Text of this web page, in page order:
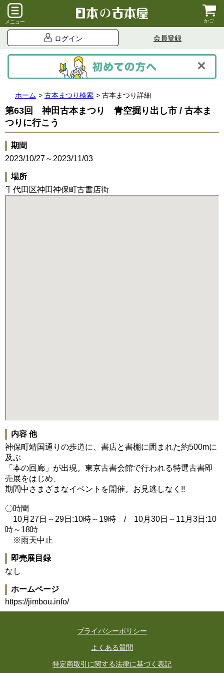
メニュー かご
ログイン 会員登録
ホーム 古本まつり検索 古本まつり詳細
第63回 神田古本まつり 青空掘り出し市 / 古本ま
つりに行こう
期間
2023/10/27～2023/11/03
場所
千代田区神田神保町古書店街
内容 他
神保町靖国通りの歩道に、書店と書棚に囲まれた約500mに
及ぶ
「本の回廊」が出現。東京古書会館で行われる特選古書即
売展をはじめ、
期間中さまざまなイベントを開催。お見逃しなく!!
〇時間
10月27日～29日:10時～19時 / 10月30日～11月3日:10
時～18時
※雨天中止
即売展目録
なし
ホームページ
https://jimbou.info/
プライバシーポリシー
よくある質問
特定商取引に関する法律に基づく表記